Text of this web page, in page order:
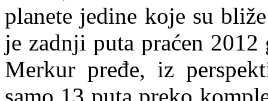
planete jedine koje su
je zadnji puta praćen
Merkur pređe, iz